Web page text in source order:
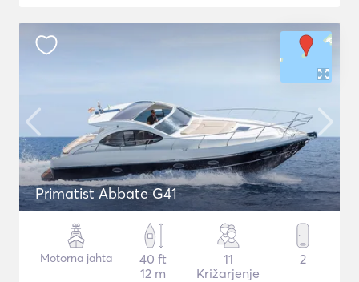
Primatist Abbate G41
Motorna jahta
40 ft
12 m
11
Križarjenje
2